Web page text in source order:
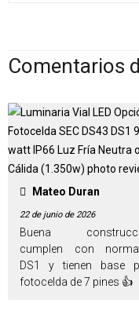
Comentarios
Mateo Duran
22 de junio de 2026
Buena
cumplen con
DS1 y tienen base
fotocelda de 7 pines 👍